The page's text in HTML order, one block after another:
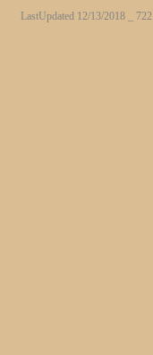
LastUpdated 12/13/2018 _ 722